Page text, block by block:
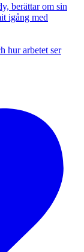
berättar om sin
igång med
hur arbetet ser